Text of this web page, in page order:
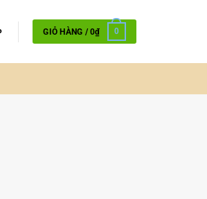
GIỎ HÀNG /0₫ 0